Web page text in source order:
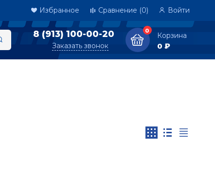
Избранное Сравнение (0) Войти
8 (913) 100-00-20
Заказать звонок
0
Корзина
0 ₽